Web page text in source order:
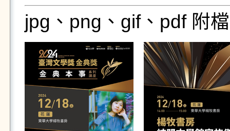
jpg、png、gif、pdf 附